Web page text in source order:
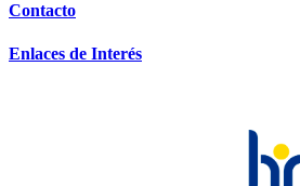
Contacto
Enlaces de Interés